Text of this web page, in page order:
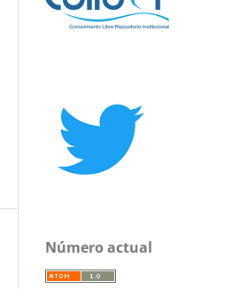
Número actual